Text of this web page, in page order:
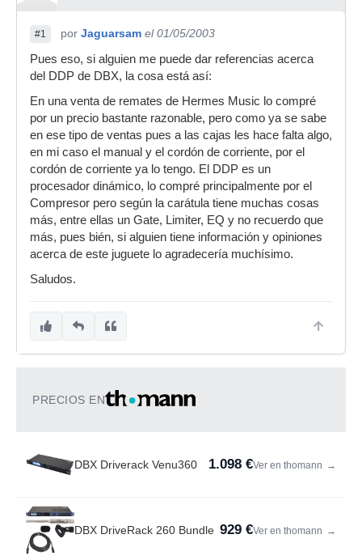
#1 por Jaguarsam el 01/05/2003
Pues eso, si alguien me puede dar referencias acerca
del DDP de DBX, la cosa está así:
En una venta de remates de Hermes Music lo compré
por un precio bastante razonable, pero como ya se sabe
en ese tipo de ventas pues a las cajas les hace falta algo,
en mi caso el manual y el cordón de corriente, por el
cordón de corriente ya lo tengo. El DDP es un
procesador dinámico, lo compré principalmente por el
Compresor pero según la carátula tiene muchas cosas
más, entre ellas un Gate, Limiter, EQ y no recuerdo que
más, pues bién, si alguien tiene información y opiniones
acerca de este juguete lo agradecería muchísimo.
Saludos.
PRECIOS EN
DBX Driverack Venu360 1.098 €Ver en thomann →
DBX DriveRack 260 Bundle 929 €Ver en thomann →